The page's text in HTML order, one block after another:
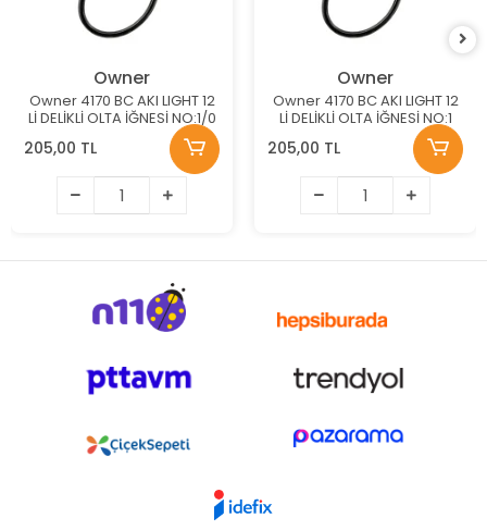
Owner
Owner 4170 BC AKI LIGHT 12
Lİ DELİKLİ OLTA İĞNESİ NO:1/0
205,00 TL
Owner
Owner 4170 BC AKI LIGHT 12
Lİ DELİKLİ OLTA İĞNESİ NO:1
205,00 TL